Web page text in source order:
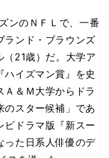
ンのＮＦＬで、一番
ランド・ブラウンズ
21歳）だ。大学ア
ハイズマン賞』を史
＆Ｍ大学からドラ
のスター候補」であ
ビドラマ版『新スー
った日系人俳優のデ